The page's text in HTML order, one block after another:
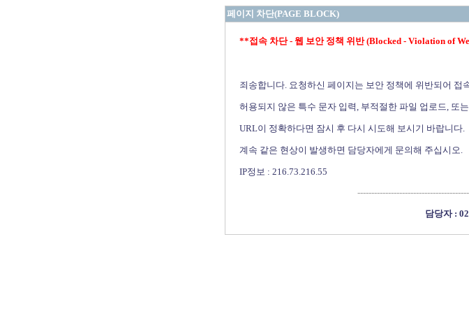
페이지 차단(PAGE BLOCK)
**접속 차단 - 웹 보안 정책 위반 (Blocked - Violation of
죄송합니다. 요청하신 페이지는 보안 정책에 위반되어 접
허용되지 않은 특수 문자 입력, 부적절한 파일 업로드, 또
URL이 정확하다면 잠시 후 다시 시도해 보시기 바랍니다.
계속 같은 현상이 발생하면 담당자에게 문의해 주십시오.
IP정보 : 216.73.216.55
담당자 :